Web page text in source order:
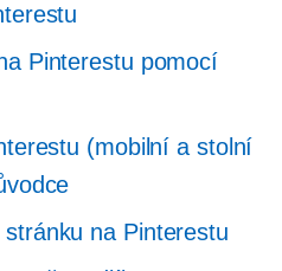
Pinterestu pomocí
(mobilní a stolní
na Pinterestu